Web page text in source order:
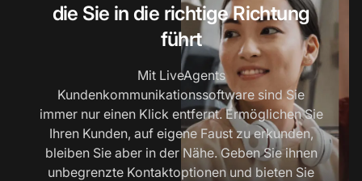
die Sie in die richtige Richtung
führt
Mit LiveAgents
Kundenkommunikationssoftware sind Sie
immer nur einen Klick entfernt. Ermöglichen Sie
Ihren Kunden, auf eigene Faust zu erkunden,
bleiben Sie aber in der Nähe. Geben Sie ihnen
unbegrenzte Kontaktoptionen und bieten Sie